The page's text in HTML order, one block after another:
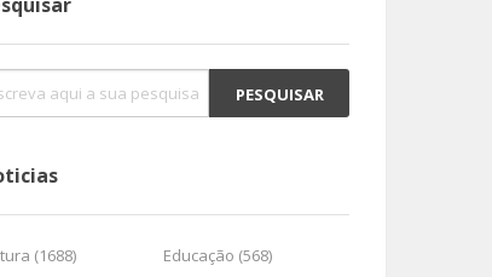
(1688)
Educação (568)